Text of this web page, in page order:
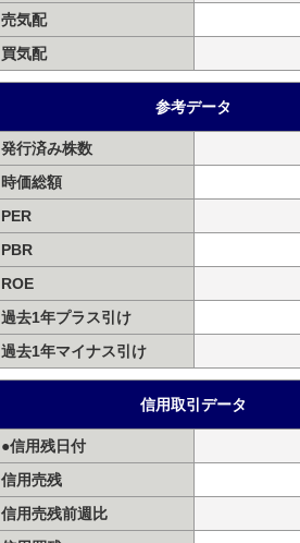
売気配
買気配
参考データ
発行済み株数
時価総額
PER
PBR
ROE
過去1年プラス引け
過去1年マイナス引け
信用取引データ
●信用残日付
信用売残
信用売残前週比